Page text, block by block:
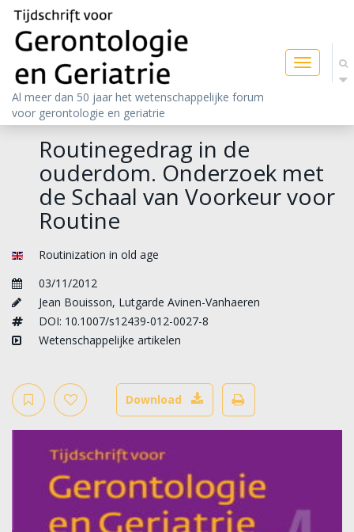
Toggle
navigation
Al meer dan 50 jaar het wetenschappelijke forum
voor gerontologie en geriatrie
Routinegedrag in de
ouderdom. Onderzoek met
de Schaal van Voorkeur voor
Routine
Routinization in old age
03/11/2012
Jean Bouisson, Lutgarde Avinen-Vanhaeren
DOI: 10.1007/s12439-012-0027-8
Wetenschappelijke artikelen
Download